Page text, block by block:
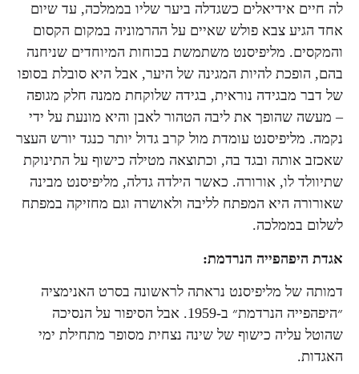
לה חיים אידיאלים כשגדלה ביער שליו בממלכה, עד שיום
אחד הגיע צבא פולש שאיים על ההרמוניה במקום הקסום
והמקסים. מליפיסנט משתמשת בכוחות המיוחדים שניחנה
בהם, הופכת להיות המגינה של היער, אבל היא סובלת בסופו
של דבר מבגידה נוראית, בגידה שלוקחת ממנה חלק מגופה
– מעשה שהופך את ליבה הטהור לאבן והיא מונעת על ידי
נקמה. מליפיסנט עומדת מול קרב גדול יותר כנגד יורש העצר
שאכזב אותה ובגד בה, וכתוצאה מטילה כישוף על התינוקת
שתיוולד לו, אורורה. כאשר הילדה גדלה, מליפיסנט מבינה
שאורורה היא המפתח לליבה ולאושרה וגם מחזיקה במפתח
לשלום בממלכה.
אגדת היפהפייה הנרדמת:
דמותה של מליפיסנט נראתה לראשונה בסרט האנימציה
״היפהפייה הנרדמת״ ב-1959. אבל הסיפור על הנסיכה
שהוטל עליה כישוף של שינה נצחית מסופר מתחילת ימי
האגדות.